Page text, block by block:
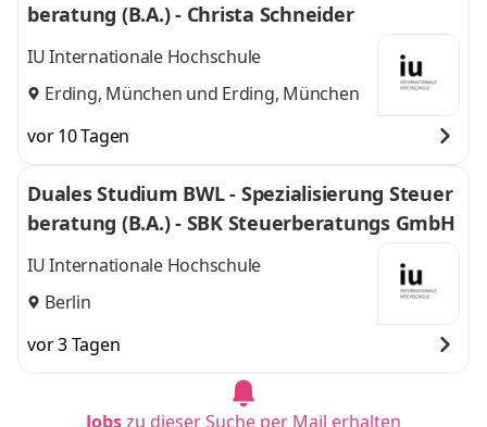
beratung (B.A.) - Christa Schneider
IU Internationale Hochschule
Erding, München und Erding, München
vor 10 Tagen
Duales Studium BWL - Spezialisierung Steuer
beratung (B.A.) - SBK Steuerberatungs GmbH
IU Internationale Hochschule
Berlin
vor 3 Tagen
Jobszu dieser Suche per Mail erhalten